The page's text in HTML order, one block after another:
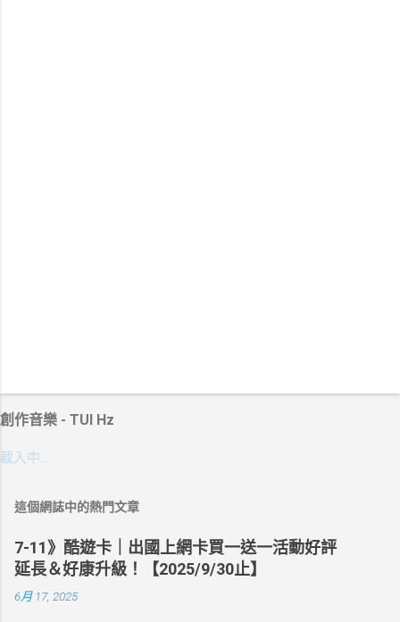
創作音樂 - TUI Hz
載入中…
這個網誌中的熱門文章
7-11》酷遊卡｜出國上網卡買一送一活動好評
延長＆好康升級！【2025/9/30止】
6月 17, 2025